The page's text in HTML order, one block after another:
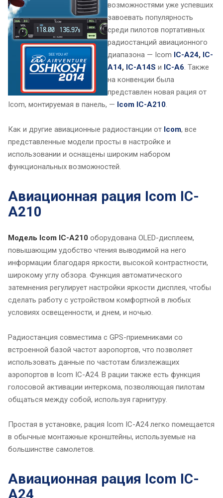
возможностями уже успевших
завоевать популярность
среди пилотов портативных
радиостанций авиационного
диапазона — Icom IC-A24, IC-
A14, IC-A14S и IC-A6. Также
на конвенции была
представлен новая рация от
Icom, монтируемая в панель, — Icom IC-A210.
Как и другие авиационные радиостанции от Icom, все
представленные модели просты в настройке и
использовании и оснащены широким набором
функциональных возможностей.
Авиационная рация Icom IC-
A210
Модель Icom IC-A210 оборудована OLED-дисплеем,
повышающим удобство чтения выводимой на него
информации благодаря яркости, высокой контрастности,
широкому углу обзора. Функция автоматического
затемнения регулирует настройки яркости дисплея, чтобы
сделать работу с устройством комфортной в любых
условиях освещенности, и днем, и ночью.
Радиостанция совместима с GPS-приемниками со
встроенной базой частот аэропортов, что позволяет
использовать данные по частотам близлежащих
аэропортов в Icom IC-A24. В рации также есть функция
голосовой активации интеркома, позволяющая пилотам
общаться между собой, используя гарнитуру.
Простая в установке, рация Icom IC-A24 легко помещается
в обычные монтажные кронштейны, используемые на
большинстве самолетов.
Авиационная рация Icom IC-
A24